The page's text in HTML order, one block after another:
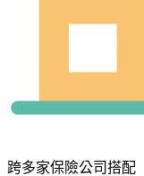
跨多家保險公司搭配